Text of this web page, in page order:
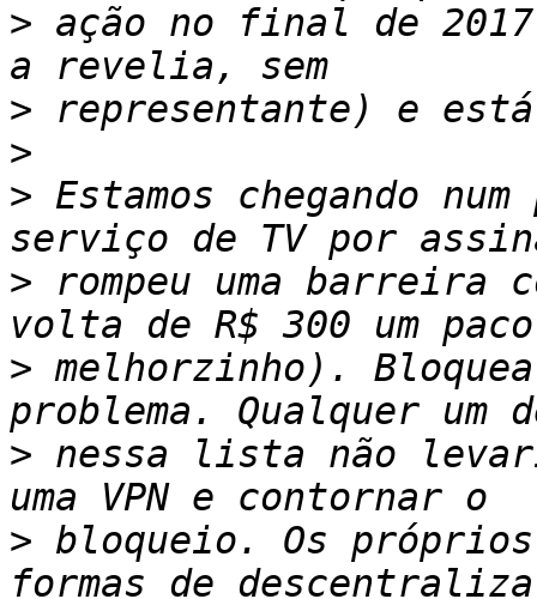
> ação no final de
>
>
> Estamos chegando
> rompeu uma barreira
> melhorzinho).
> nessa lista não
> bloqueio. Os